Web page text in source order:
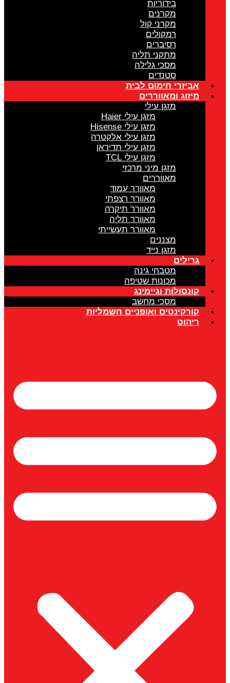
בידוריות
מקרנים
מקרני קול
רמקולים
רסיברים
מתקני תליה
מסכי גלילה
סטנדים
אביזרי חימום לבית
מיזוג ומאווררים
מזגן עילי
מזגן עילי Haier
מזגן עילי Hisense
מזגן עילי אלקטרה
מזגן עילי תדיראן
מזגן עילי TCL
מזגן מיני מרכזי
מאווררים
מאוורר עמוד
מאוורר רצפתי
מאוורר תיקרה
מאוורר תליה
מאוורר תעשייתי
מצננים
מזגן נייד
גרילים
מטבחי גינה
מכונות שטיפה
קונסולות וגיימינג
מסכי מחשב
קורקינטים ואופניים חשמליות
ריהוט